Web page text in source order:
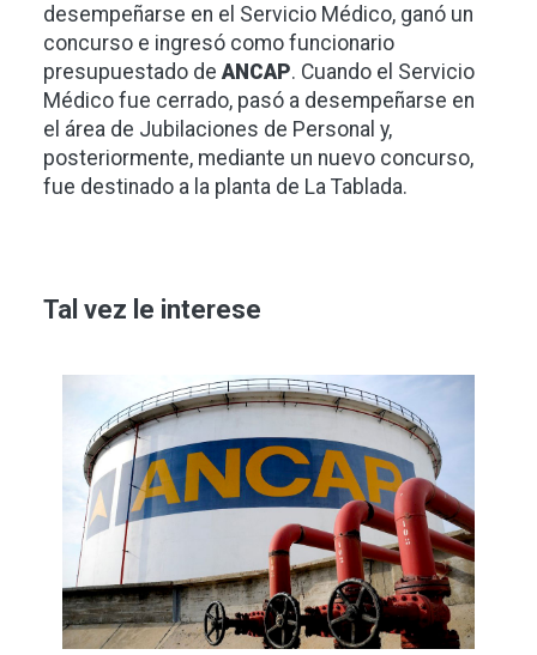
desempeñarse en el Servicio Médico, ganó un
concurso e ingresó como funcionario
presupuestado de ANCAP. Cuando el Servicio
Médico fue cerrado, pasó a desempeñarse en
el área de Jubilaciones de Personal y,
posteriormente, mediante un nuevo concurso,
fue destinado a la planta de La Tablada.
Tal vez le interese